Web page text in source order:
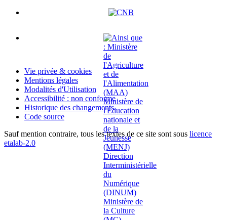
Vie privée & cookies
Mentions légales
Modalités d'Utilisation
Accessibilité : non conforme
Historique des changements
Code source
Sauf mention contraire, tous les textes de ce site sont sous licence
etalab-2.0